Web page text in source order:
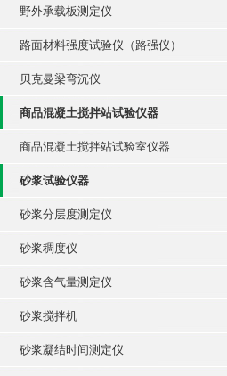
野外承载板测定仪
路面材料强度试验仪（路强仪）
贝克曼梁弯沉仪
商品混凝土搅拌站试验仪器
商品混凝土搅拌站试验室仪器
砂浆试验仪器
砂浆分层度测定仪
砂浆稠度仪
砂浆含气量测定仪
砂浆搅拌机
砂浆凝结时间测定仪